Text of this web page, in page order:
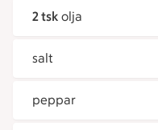
2 tsk olja
salt
peppar